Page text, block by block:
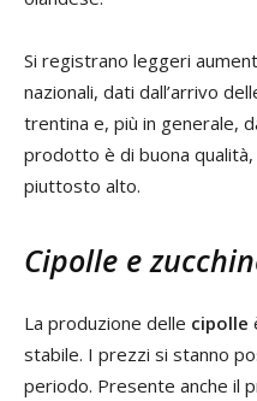
Si registrano leggeri
nazionali, dati dall’arrivo
trentina e, più in generale,
prodotto è di buona
piuttosto alto.
Cipolle e
La produzione delle cipolle
stabile. I prezzi si stanno
periodo. Presente anche il